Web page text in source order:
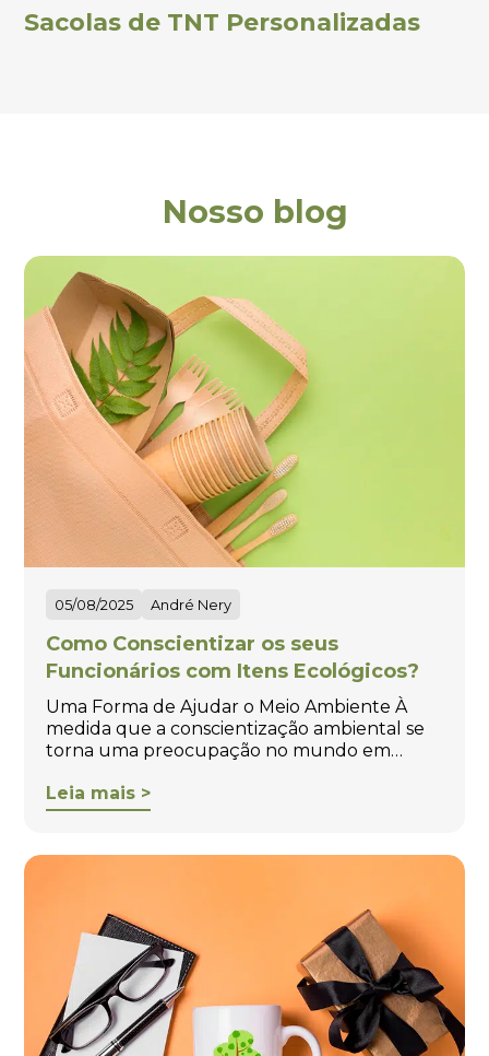
Sacolas de TNT Personalizadas
Nosso blog
05/08/2025 André Nery
Como Conscientizar os seus
Funcionários com Itens Ecológicos?
Uma Forma de Ajudar o Meio Ambiente À
medida que a conscientização ambiental se
torna uma preocupação no mundo em…
Leia mais >